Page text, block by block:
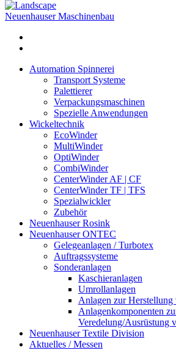
Neuenhauser Maschinenbau
Automation Spinnerei
Transport Systeme
Palettierer
Verpackungsmaschinen
Spezielle Anwendungen
Wickeltechnik
EcoWinder
MultiWinder
OptiWinder
CombiWinder
CenterWinder AF | CF
CenterWinder TF | TFS
Spezialwickler
Zubehör
Neuenhauser Rosink
Neuenhauser ONTEC
Gelegeanlagen / Turbotex
Auftragssysteme
Sonderanlagen
Kaschieranlagen
Umrollanlagen
Anlagen zur
Anlagenkomponenten
Veredelung/Ausrüstung
Neuenhauser Textile Division
Aktuelles / Messen